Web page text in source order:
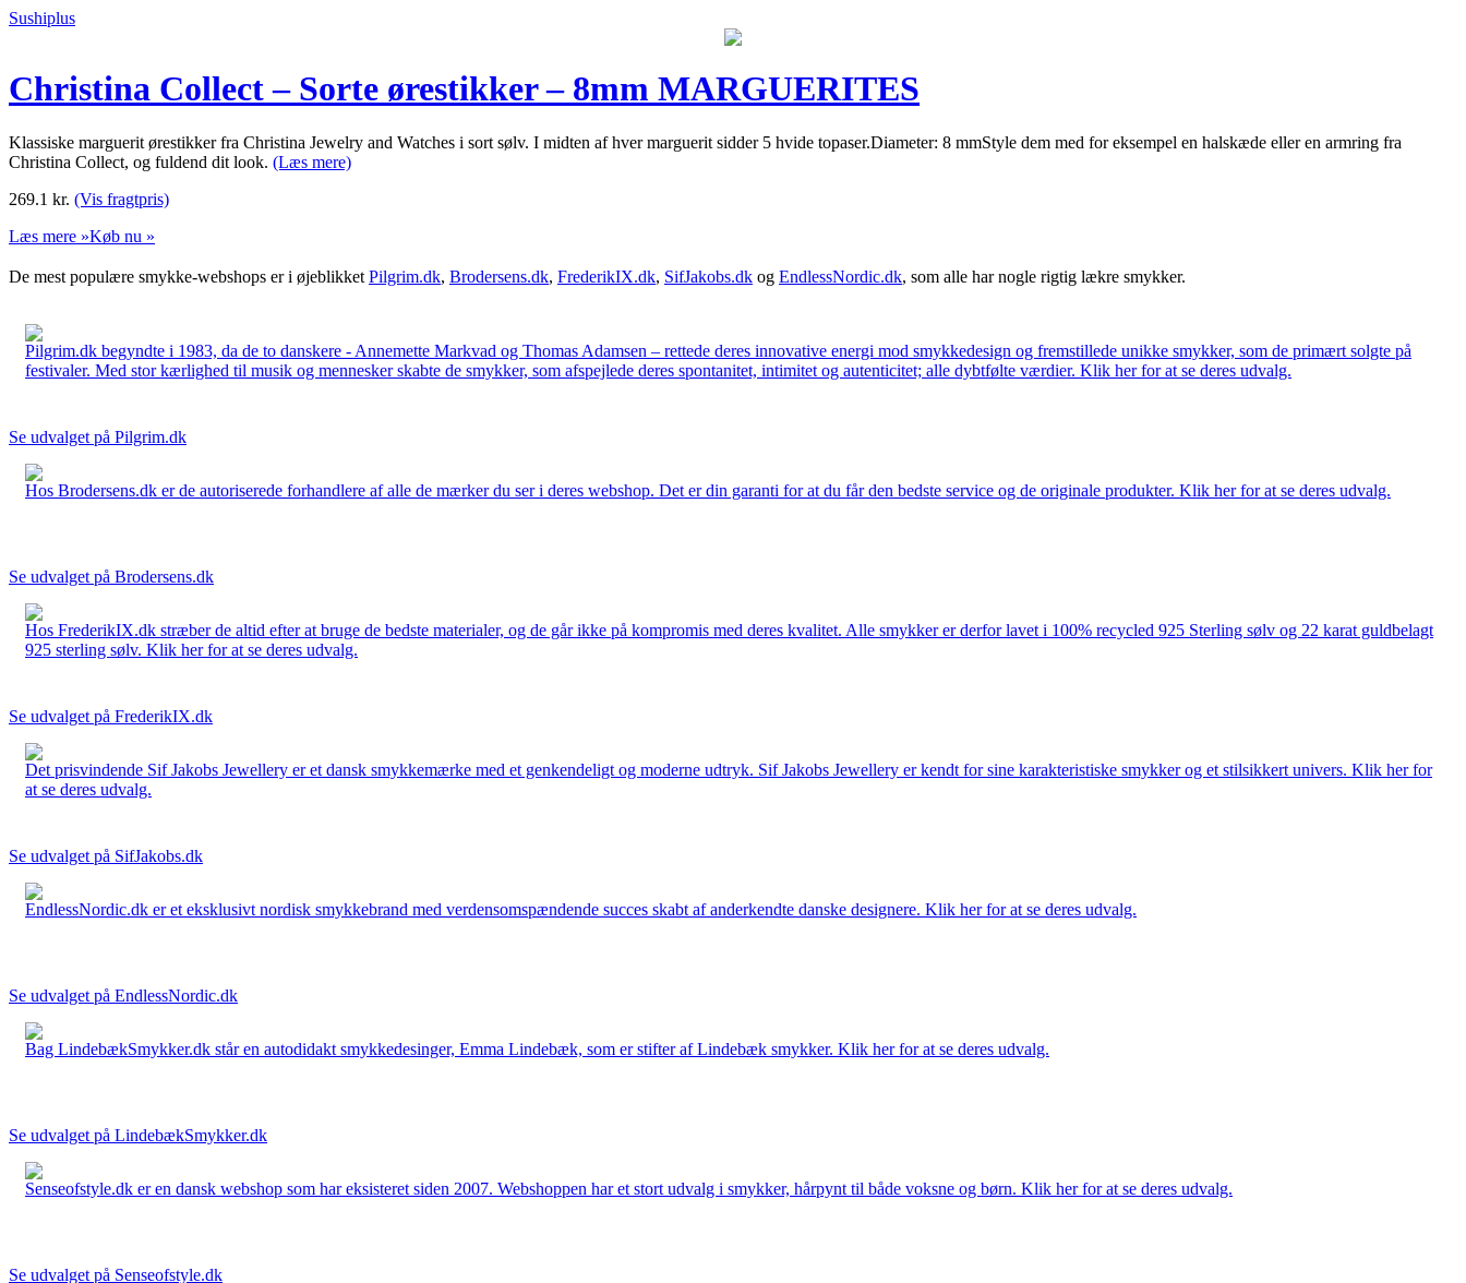
Sushiplus
Christina Collect – Sorte ørestikker – 8mm MARGUERITES
Klassiske marguerit ørestikker fra Christina Jewelry and Watches i sort sølv. I midten af hver marguerit sidder 5 hvide topaser.Diameter: 8 mmStyle dem med for eksempel en halskæde eller en armring fra
Christina Collect, og fuldend dit look. (Læs mere)
269.1 kr. (Vis fragtpris)
Læs mere »Køb nu »
De mest populære smykke-webshops er i øjeblikket Pilgrim.dk, Brodersens.dk, FrederikIX.dk, SifJakobs.dk og EndlessNordic.dk, som alle har nogle rigtig lækre smykker.
Pilgrim.dk begyndte i 1983, da de to danskere - Annemette Markvad og Thomas Adamsen – rettede deres innovative energi mod smykkedesign og fremstillede unikke smykker, som de primært solgte på
festivaler. Med stor kærlighed til musik og mennesker skabte de smykker, som afspejlede deres spontanitet, intimitet og autenticitet; alle dybtfølte værdier. Klik her for at se deres udvalg.
Se udvalget på Pilgrim.dk
Hos Brodersens.dk er de autoriserede forhandlere af alle de mærker du ser i deres webshop. Det er din garanti for at du får den bedste service og de originale produkter. Klik her for at se deres udvalg.
Se udvalget på Brodersens.dk
Hos FrederikIX.dk stræber de altid efter at bruge de bedste materialer, og de går ikke på kompromis med deres kvalitet. Alle smykker er derfor lavet i 100% recycled 925 Sterling sølv og 22 karat guldbelagt
925 sterling sølv. Klik her for at se deres udvalg.
Se udvalget på FrederikIX.dk
Det prisvindende Sif Jakobs Jewellery er et dansk smykkemærke med et genkendeligt og moderne udtryk. Sif Jakobs Jewellery er kendt for sine karakteristiske smykker og et stilsikkert univers. Klik her for
at se deres udvalg.
Se udvalget på SifJakobs.dk
EndlessNordic.dk er et eksklusivt nordisk smykkebrand med verdensomspændende succes skabt af anderkendte danske designere. Klik her for at se deres udvalg.
Se udvalget på EndlessNordic.dk
Bag LindebækSmykker.dk står en autodidakt smykkedesinger, Emma Lindebæk, som er stifter af Lindebæk smykker. Klik her for at se deres udvalg.
Se udvalget på LindebækSmykker.dk
Senseofstyle.dk er en dansk webshop som har eksisteret siden 2007. Webshoppen har et stort udvalg i smykker, hårpynt til både voksne og børn. Klik her for at se deres udvalg.
Se udvalget på Senseofstyle.dk